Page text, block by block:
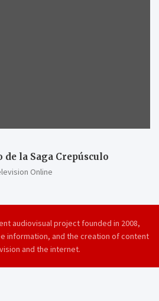
la Saga Crepúsculo
Online
audiovisual project founded in 2008,
information, and the creation of content
and the internet.